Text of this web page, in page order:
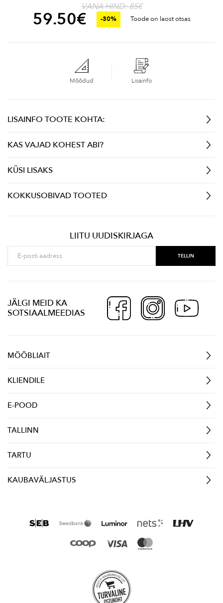
VANA HIND: 85€
59.50€ -30% Toode on laost otsas
Mõõdud Lisainfo
LISAINFO TOOTE KOHTA:
KAS VAJAD KOHEST ABI?
KÜSI LISAKS
KOKKUSOBIVAD TOOTED
LIITU UUDISKIRJAGA
JÄLGI MEID KA
SOTSIAALMEEDIAS
MÖÖBLIAIT
KLIENDILE
E-POOD
TALLINN
TARTU
KAUBAVÄLJASTUS